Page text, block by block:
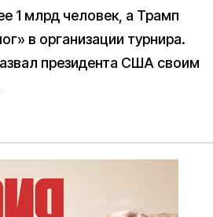
1 млрд человек, а Трамп
в организации турнира.
президента США своим